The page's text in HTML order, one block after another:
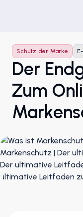
Schutz der Marke
Der
Zum